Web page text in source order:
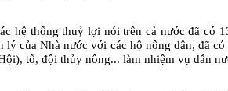
hệ thống thuỷ lợi nói trên cả nước đã có
lý của Nhà n­ước với các hộ nông dân, đã
tổ, đội thủy nông... làm nhiệm vụ dẫn